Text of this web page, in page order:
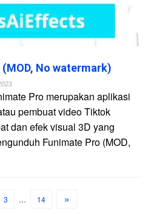
No watermark)
Pro merupakan aplikasi
pembuat video Tiktok
dan efek visual 3D yang
Funimate Pro (MOD,
3 … 14